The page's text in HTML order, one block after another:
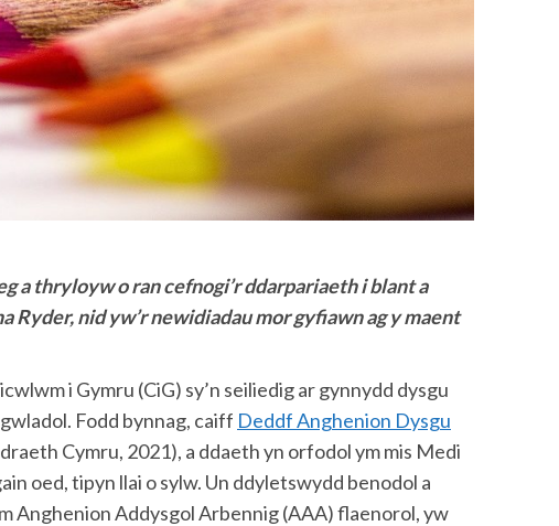
a thryloyw o ran cefnogi’r ddarpariaeth i blant a
Ryder, nid yw’r newidiadau mor gyfiawn ag y maent
i Gymru (CiG) sy’n seiliedig ar gynnydd dysgu
Fodd bynnag, caiff Deddf Anghenion Dysgu
Cymru, 2021), a ddaeth yn orfodol ym mis Medi
oed, tipyn llai o sylw. Un ddyletswydd benodol a
Anghenion Addysgol Arbennig (AAA) flaenorol, yw